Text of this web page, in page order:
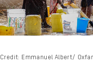
Credit: Emmanuel Albert/